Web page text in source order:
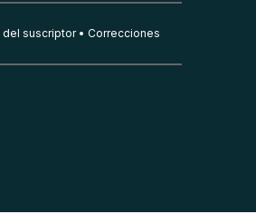
del suscriptor Correcciones